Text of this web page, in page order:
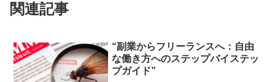
関連記事
“副業からフリーランスへ：自由
な働き方へのステップバイステッ
プガイド”